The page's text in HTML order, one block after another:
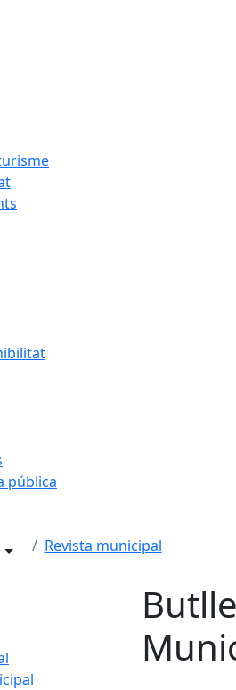
pública
Revista municipal